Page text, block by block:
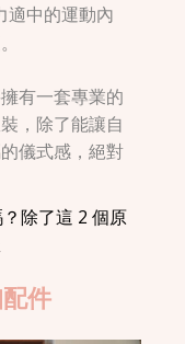
適中的運動內
有一套專業的
，除了能讓自
儀式感，絕對
除了這 2 個原
件